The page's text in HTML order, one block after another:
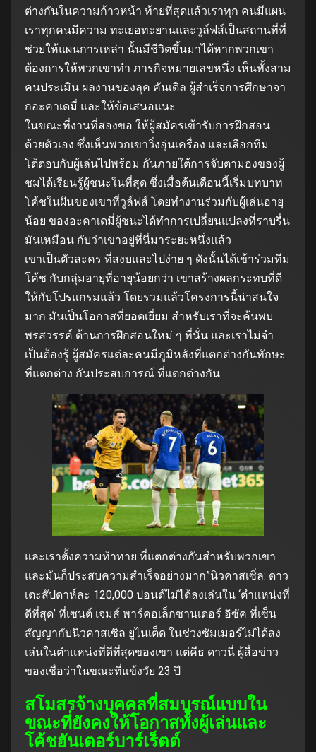
ต่างกันในความก้าวหน้า ท้ายที่สุดแล้วเราทุก คนมีแผน
เราทุกคนมีความ ทะเยอทะยานและวูล์ฟส์เป็นสถานที่ที่
ช่วยให้แผนการเหล่า นั้นมีชีวิตขึ้นมาได้หากพวกเขา
ต้องการให้พวกเขาทํา ภารกิจหมายเลขหนึ่ง เห็นทั้งสาม
คนประเมิน ผลงานของลุค คันเดิล ผู้สําเร็จการศึกษาจา
กอะคาเดมี่ และให้ข้อเสนอแนะ
ในขณะที่งานที่สองขอ ให้ผู้สมัครเข้ารับการฝึกสอน
ด้วยตัวเอง ซึ่งเห็นพวกเขาวิ่งอุ่นเครื่อง และเลือกทีม
โต้ตอบกับผู้เล่นไปพร้อม กันภายใต้การจับตามองของผู้
ชมได้เรียนรู้ผู้ชนะในที่สุด ซึ่งเมื่อต้นเดือนนี้เริ่มบทบาท
โค้ชในฝันของเขาที่วูล์ฟส์ โดยทํางานร่วมกับผู้เล่นอายุ
น้อย ของอะคาเดมี่ผู้ชนะได้ทําการเปลี่ยนแปลงที่ราบรื่น
มันเหมือน กับว่าเขาอยู่ที่นี่มาระยะหนึ่งแล้ว
เขาเป็นตัวละคร ที่สงบและไปง่าย ๆ ดังนั้นได้เข้าร่วมทีม
โค้ช กับกลุ่มอายุที่อายุน้อยกว่า เขาสร้างผลกระทบที่ดี
ให้กับโปรแกรมแล้ว โดยรวมแล้วโครงการนี้น่าสนใจ
มาก มันเป็นโอกาสที่ยอดเยี่ยม สําหรับเราที่จะค้นพบ
พรสวรรค์ ด้านการฝึกสอนใหม่ ๆ ที่นั่น และเราไม่จํา
เป็นต้องรู้ ผู้สมัครแต่ละคนมีภูมิหลังที่แตกต่างกันทักษะ
ที่แตกต่าง กันประสบการณ์ ที่แตกต่างกัน
และเราตั้งความท้าทาย ที่แตกต่างกันสําหรับพวกเขา
และมันก็ประสบความสําเร็จอย่างมาก”นิวคาสเซิ่ล: ดาว
เตะสัปดาห์ละ 120,000 ปอนด์ไม่ได้ลงเล่นใน ‘ตําแหน่งที่
ดีที่สุด’ ที่เซนต์ เจมส์ พาร์คอเล็กซานเดอร์ อิซัค ที่เซ็น
สัญญากับนิวคาสเซิล ยูไนเต็ด ในช่วงซัมเมอร์ไม่ได้ลง
เล่นในตําแหน่งที่ดีที่สุดของเขา แต่คีธ ดาวนี่ ผู้สื่อข่าว
ของเชื่อว่าในขณะที่แข้งวัย 23 ปี
สโมสรจ้างบุคคลที่สมบูรณ์แบบใน
ขณะที่ยังคงให้โอกาสทั้งผู้เล่นและ
โค้ชฮันเตอร์บาร์เร็ตต์